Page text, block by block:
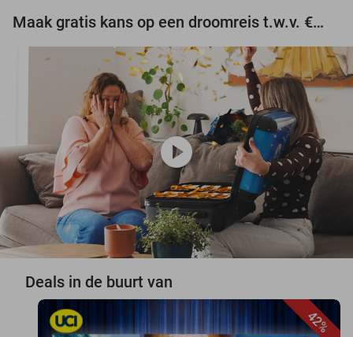
Maak gratis kans op een droomreis t.w.v. €3.000!
play_circle
Deals in de buurt van
42%